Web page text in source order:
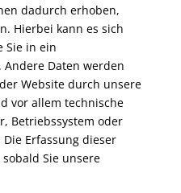
dadurch erhoben,
Hierbei kann es sich
Sie in ein
Daten werden
Website durch unsere
vor allem technische
Betriebssystem oder
Erfassung dieser
Sie unsere